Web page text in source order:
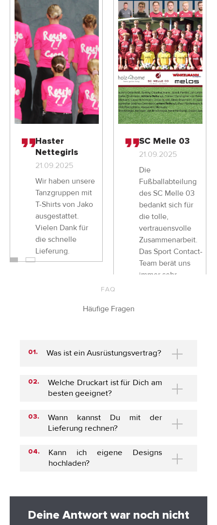
Haster
Nettegirls
21.09.2025
Wir haben unsere
Tanzgruppen mit
T-Shirts von Jako
ausgestattet.
Vielen Dank für
die schnelle
Lieferung.
SC Melle 03
21.09.2025
Die
Fußballabteilung
des SC Melle 03
bedankt sich für
die tolle,
vertrauensvolle
Zusammenarbeit.
Das Sport Contact-
Team berät uns
immer sehr
FAQ
Häufige Fragen
01. Was ist ein Ausrüstungsvertrag?
02.
Welche Druckart ist für Dich am
besten geeignet?
03.
Wann kannst Du mit der
Lieferung rechnen?
04.
Kann ich eigene Designs
hochladen?
Deine Antwort war noch nicht